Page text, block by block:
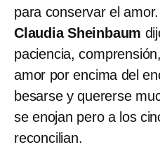
para conservar el amor.
Claudia Sheinbaum
paciencia,
amor por encima del
besarse y quererse
se enojan pero a los
reconcilian.